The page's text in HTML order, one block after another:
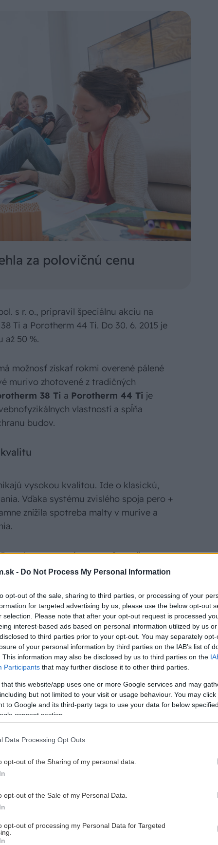
- Do Not Process My Personal Information
opt-out of the sale, sharing to third parties, or processing of your
for targeted advertising by us, please use the below opt-out
selection. Please note that after your opt-out request is processed
interest-based ads based on personal information utilized by us
to third parties prior to your opt-out. You may separately
of your personal information by third parties on the IAB’s list of
This information may also be disclosed by us to third parties on the
Participants that may further disclose it to other third parties.
that this website/app uses one or more Google services and may
but not limited to your visit or usage behaviour. You may
to Google and its third-party tags to use your data for below
consent section.
Data Processing Opt Outs
opt-out of the Sharing of my personal data.
opt-out of the Sale of my Personal Data.
opt-out of processing my Personal Data for Targeted
za polovičnú cenu
s r. o., pripravil špeciálnu akciu na
Ti a Porotherm 44 Ti. Do 30. 6. 2015 je
až 50 %.
možnosť získať rokmi overené pálené
murivo zhotovené z tradičných
38 Ti a Porotherm 44 Ti je
vlastností a spĺňa
budov.
vysokou kvalitou. Ide o klasickú,
Vďaka systému zvislého spoja pero +
znížila spotreba malty v murive a
vytvoríte pre vašu rodinu
pre život. Výhody bývania v tehlovom
ďalšie generácie.
Porotherm:
murivo
maltu
a času
stavieb
spol. s r.o.